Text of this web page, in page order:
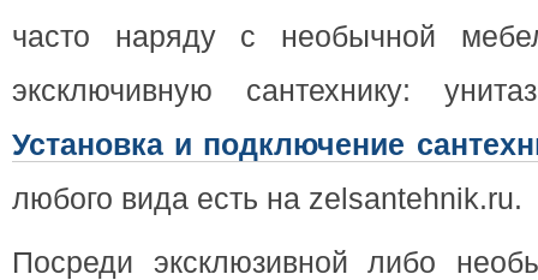
часто наряду с необычной
эксключивную сантехнику:
Установка и подключение
любого вида есть на zelsantehnik.ru.
Посреди эксклюзивной либо